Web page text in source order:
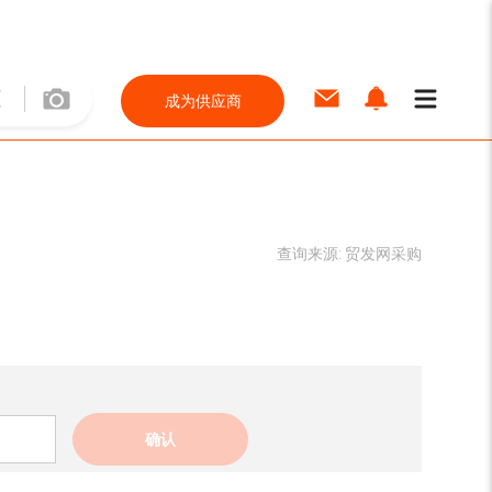
成为供应商
查询来源: 贸发网采购
确认